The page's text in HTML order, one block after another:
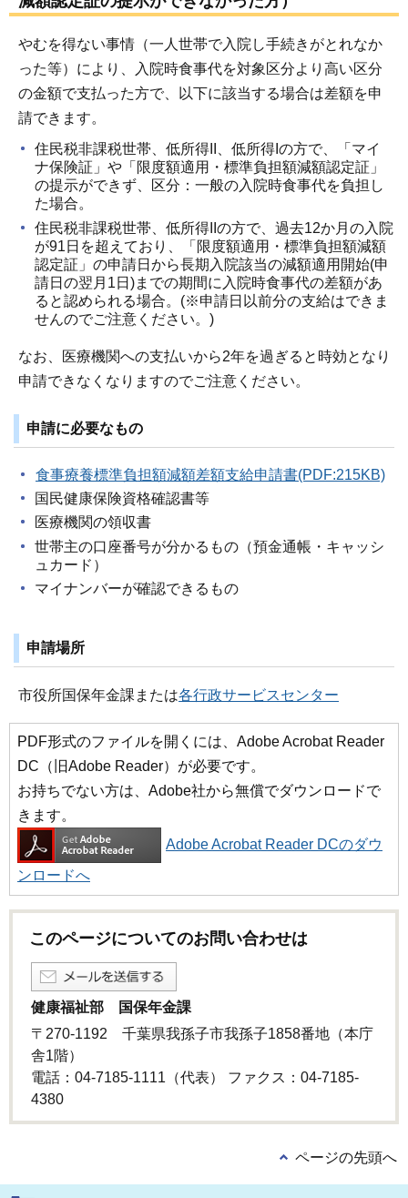
やむを得ない事情（一人世帯で入院し手続きがとれなか
った等）により、入院時食事代を対象区分より高い区分
の金額で支払った方で、以下に該当する場合は差額を申
請できます。
住民税非課税世帯、低所得II、低所得Iの方で、「マイ
ナ保険証」や「限度額適用・標準負担額減額認定証」
の提示ができず、区分：一般の入院時食事代を負担し
た場合。
住民税非課税世帯、低所得IIの方で、過去12か月の入院
が91日を超えており、「限度額適用・標準負担額減額
認定証」の申請日から長期入院該当の減額適用開始(申
請日の翌月1日)までの期間に入院時食事代の差額があ
ると認められる場合。(※申請日以前分の支給はできま
せんのでご注意ください。)
なお、医療機関への支払いから2年を過ぎると時効となり
申請できなくなりますのでご注意ください。
申請に必要なもの
食事療養標準負担額減額差額支給申請書(PDF:215KB)
国民健康保険資格確認書等
医療機関の領収書
世帯主の口座番号が分かるもの（預金通帳・キャッシ
ュカード）
マイナンバーが確認できるもの
申請場所
市役所国保年金課または各行政サービスセンター
PDF形式のファイルを開くには、Adobe Acrobat Reader
DC（旧Adobe Reader）が必要です。
お持ちでない方は、Adobe社から無償でダウンロードで
きます。
Adobe Acrobat Reader DCのダウ
ンロードへ
このページについてのお問い合わせは
健康福祉部 国保年金課
〒270-1192 千葉県我孫子市我孫子1858番地（本庁
舎1階）
電話：04-7185-1111（代表） ファクス：04-7185-
4380
ページの先頭へ